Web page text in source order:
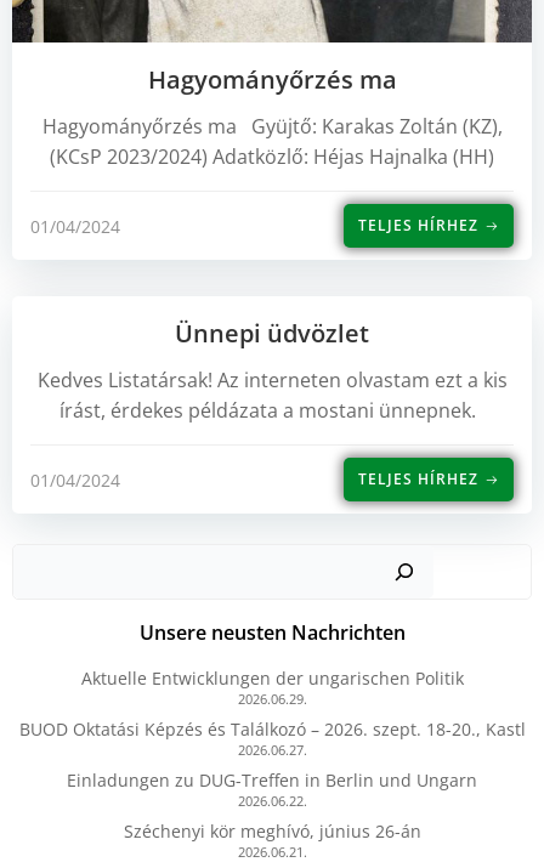
Hagyományőrzés ma
Hagyományőrzés ma Gyüjtő: Karakas Zoltán (KZ),
(KCsP 2023/2024) Adatközlő: Héjas Hajnalka (HH)
01/04/2024 TELJES HÍRHEZ
Ünnepi üdvözlet
Kedves Listatársak! Az interneten olvastam ezt a kis
írást, érdekes példázata a mostani ünnepnek.
01/04/2024 TELJES HÍRHEZ
Unsere neusten Nachrichten
Aktuelle Entwicklungen der ungarischen Politik
2026.06.29.
BUOD Oktatási Képzés és Találkozó – 2026. szept. 18-20., Kastl
2026.06.27.
Einladungen zu DUG-Treffen in Berlin und Ungarn
2026.06.22.
Széchenyi kör meghívó, június 26-án
2026.06.21.